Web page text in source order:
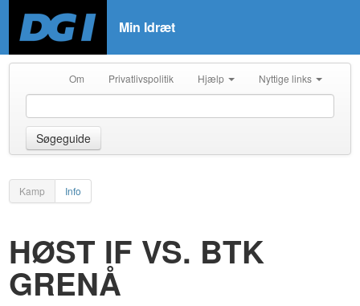
Min Idræt
Om Privatlivspolitik Hjælp Nyttige links
Søgeguide
Kamp Info
HØST IF VS. BTK
GRENÅ